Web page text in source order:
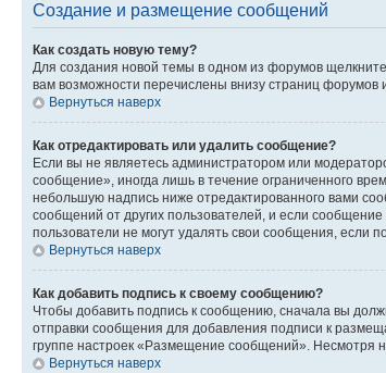
Создание и размещение сообщений
Как создать новую тему?
Для создания новой темы в одном из форумов
вам возможности перечислены внизу страниц форумов
Вернуться наверх
Как отредактировать или удалить сообщение?
Если вы не являетесь администратором или
сообщение», иногда лишь в течение ограниченного
небольшую надпись ниже отредактированного вами
сообщений от других пользователей, и если
пользователи не могут удалять свои сообщения, если
Вернуться наверх
Как добавить подпись к своему сообщению?
Чтобы добавить подпись к сообщению, сначала вы
отправки сообщения для добавления подписи к
группе настроек «Размещение сообщений». Несмотря
Вернуться наверх